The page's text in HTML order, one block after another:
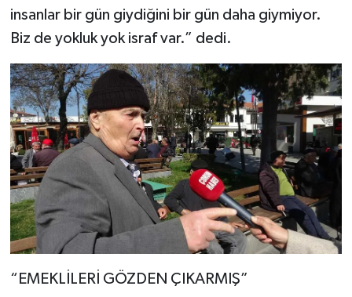
insanlar bir gün giydiğini bir gün daha giymiyor.
Biz de yokluk yok israf var.” dedi.
“EMEKLİLERİ GÖZDEN ÇIKARMIŞ”